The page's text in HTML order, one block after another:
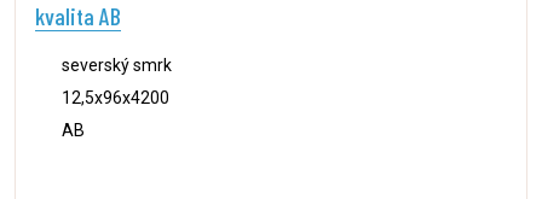
kvalita AB
severský smrk
12,5x96x4200
AB